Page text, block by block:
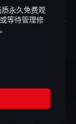
恐怖 奇幻
Francisco / Rabal
的保罗（Ezra God
芭芭拉（Raquel M
永久免费观
等待管理修